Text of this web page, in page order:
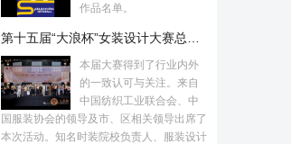
作品名单。
本届大赛得到了行业内外
的一致认可与关注。来自
中国纺织工业联合会、中
国服装协会的领导及市、区相关领导出席了
本次活动。知名时装院校负责人、服装设计